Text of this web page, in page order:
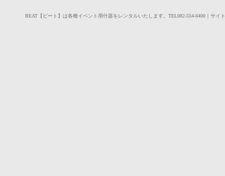
BEAT【ビート】は各種イベント用什器をレンタルいたします。TEL082-554-6400｜サイ